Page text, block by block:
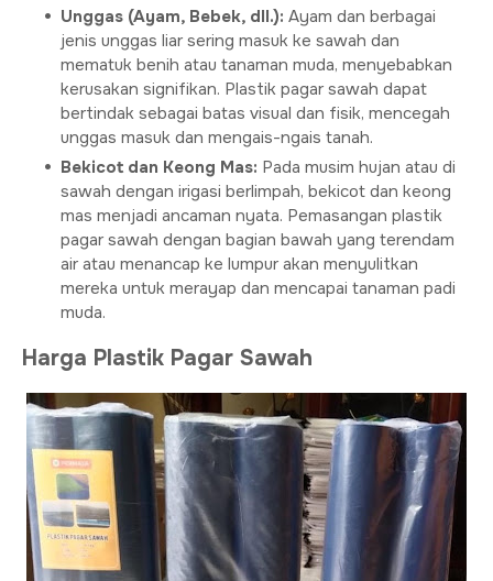
Unggas (Ayam, Bebek, dll.): Ayam dan berbagai
jenis unggas liar sering masuk ke sawah dan
mematuk benih atau tanaman muda, menyebabkan
kerusakan signifikan. Plastik pagar sawah dapat
bertindak sebagai batas visual dan fisik, mencegah
unggas masuk dan mengais-ngais tanah.
Bekicot dan Keong Mas: Pada musim hujan atau di
sawah dengan irigasi berlimpah, bekicot dan keong
mas menjadi ancaman nyata. Pemasangan plastik
pagar sawah dengan bagian bawah yang terendam
air atau menancap ke lumpur akan menyulitkan
mereka untuk merayap dan mencapai tanaman padi
muda.
Harga Plastik Pagar Sawah